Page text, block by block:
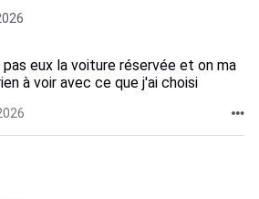
eux la voiture réservée et on ma
à voir avec ce que j'ai choisi